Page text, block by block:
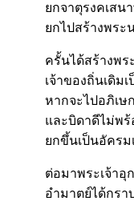
ยกจาตุรงคเส
ยกไปสร้างพร
ครั้นได้สร้างพ
เจ้าของถิ่นเดิม
หากจะไปอภิเษ
และบิดาดีไม่พร้
ยกขึ้นเป็นอัคร
ต่อมาพระเจ้าอุ
อำมาตย์ได้กร